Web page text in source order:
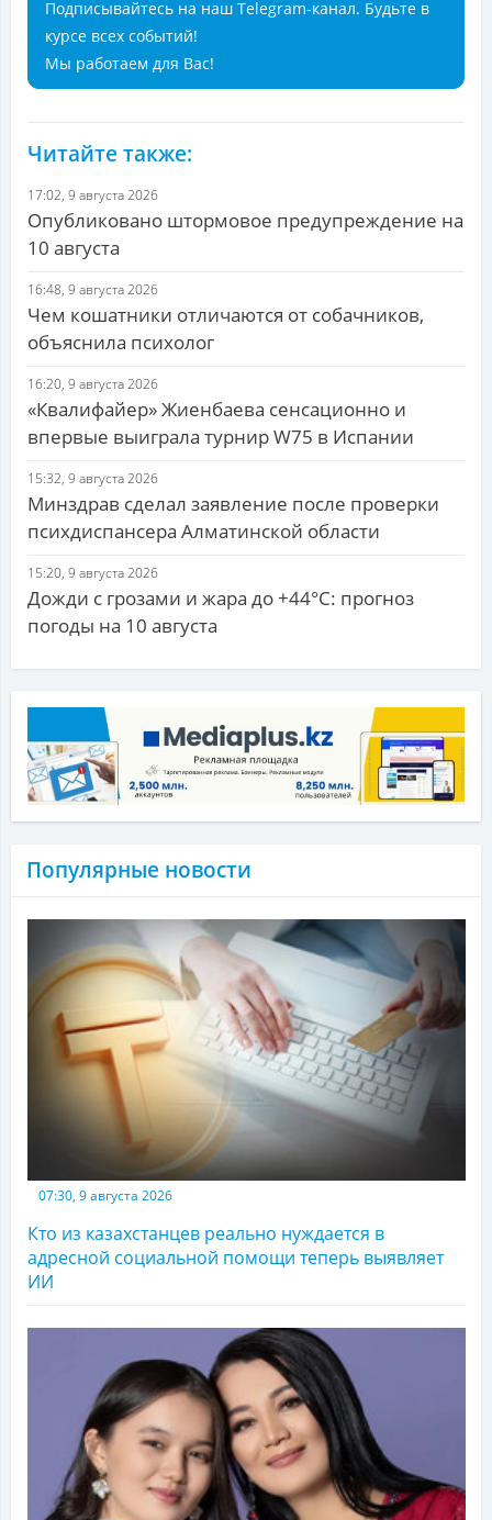
Подписывайтесь на наш Telegram-канал. Будьте в
курсе всех событий!
Мы работаем для Вас!
Читайте также:
17:02, 9 августа 2026
Опубликовано штормовое предупреждение на
10 августа
16:48, 9 августа 2026
Чем кошатники отличаются от собачников,
объяснила психолог
16:20, 9 августа 2026
«Квалифайер» Жиенбаева сенсационно и
впервые выиграла турнир W75 в Испании
15:32, 9 августа 2026
Минздрав сделал заявление после проверки
психдиспансера Алматинской области
15:20, 9 августа 2026
Дожди с грозами и жара до +44°С: прогноз
погоды на 10 августа
Популярные новости
07:30, 9 августа 2026
Кто из казахстанцев реально нуждается в
адресной социальной помощи теперь выявляет
ИИ